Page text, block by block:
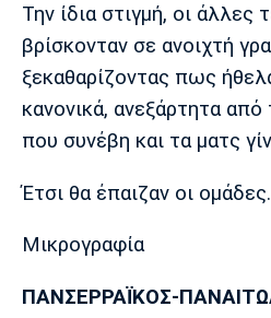
Σίτι
Μπορούσια
Ντόρτμουντ
Παρί
Ζερμέν
Την ίδια στιγμή, οι άλλες
βρίσκονταν σε ανοιχτή
ξεκαθαρίζοντας πως
κανονικά, ανεξάρτητα από
που συνέβη και τα ματς
Έτσι θα έπαιζαν οι ομάδες.
Μικρογραφία
ΠΑΝΣΕΡΡΑΪΚΟΣ-